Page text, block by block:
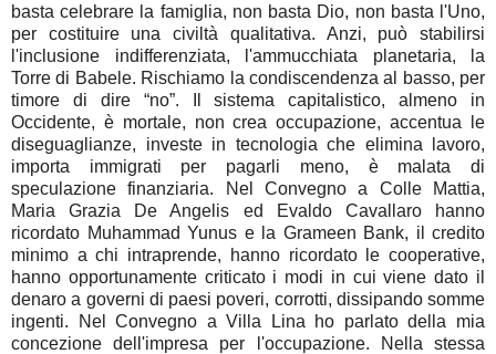
basta celebrare la famiglia, non basta Dio, non basta l'Uno,
per costituire una civiltà qualitativa. Anzi, può stabilirsi
l'inclusione indifferenziata, l'ammucchiata planetaria, la
Torre di Babele. Rischiamo la condiscendenza al basso, per
timore di dire “no”. Il sistema capitalistico, almeno in
Occidente, è mortale, non crea occupazione, accentua le
diseguaglianze, investe in tecnologia che elimina lavoro,
importa immigrati per pagarli meno, è malata di
speculazione finanziaria. Nel Convegno a Colle Mattia,
Maria Grazia De Angelis ed Evaldo Cavallaro hanno
ricordato Muhammad Yunus e la Grameen Bank, il credito
minimo a chi intraprende, hanno ricordato le cooperative,
hanno opportunamente criticato i modi in cui viene dato il
denaro a governi di paesi poveri, corrotti, dissipando somme
ingenti. Nel Convegno a Villa Lina ho parlato della mia
concezione dell'impresa per l'occupazione. Nella stessa